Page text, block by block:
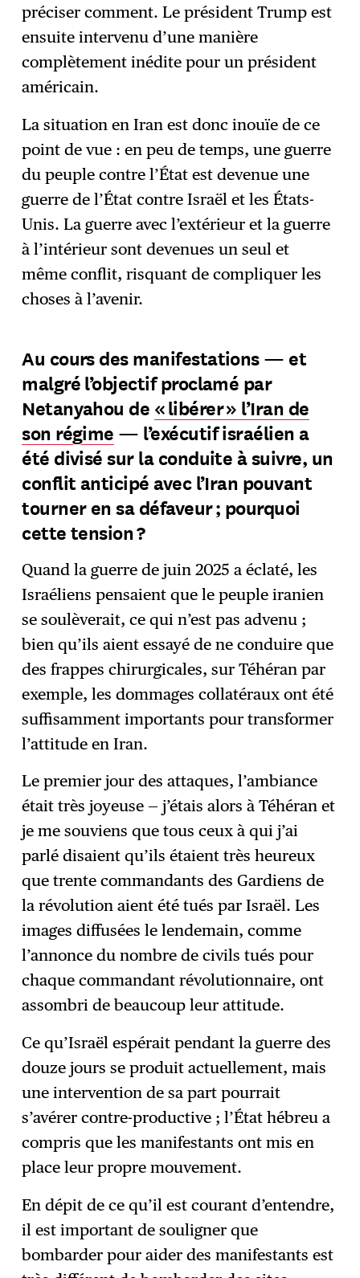
préciser comment. Le président Trump est
ensuite intervenu d’une manière
complètement inédite pour un président
américain.
La situation en Iran est donc inouïe de ce
point de vue : en peu de temps, une guerre
du peuple contre l’État est devenue une
guerre de l’État contre Israël et les États-
Unis. La guerre avec l’extérieur et la guerre
à l’intérieur sont devenues un seul et
même conflit, risquant de compliquer les
choses à l’avenir.
Au cours des manifestations — et
malgré l’objectif proclamé par
Netanyahou de « libérer » l’Iran de
son régime — l’exécutif israélien a
été divisé sur la conduite à suivre, un
conflit anticipé avec l’Iran pouvant
tourner en sa défaveur ; pourquoi
cette tension ?
Quand la guerre de juin 2025 a éclaté, les
Israéliens pensaient que le peuple iranien
se soulèverait, ce qui n’est pas advenu ;
bien qu’ils aient essayé de ne conduire que
des frappes chirurgicales, sur Téhéran par
exemple, les dommages collatéraux ont été
suffisamment importants pour transformer
l’attitude en Iran.
Le premier jour des attaques, l’ambiance
était très joyeuse — j’étais alors à Téhéran et
je me souviens que tous ceux à qui j’ai
parlé disaient qu’ils étaient très heureux
que trente commandants des Gardiens de
la révolution aient été tués par Israël. Les
images diffusées le lendemain, comme
l’annonce du nombre de civils tués pour
chaque commandant révolutionnaire, ont
assombri de beaucoup leur attitude.
Ce qu’Israël espérait pendant la guerre des
douze jours se produit actuellement, mais
une intervention de sa part pourrait
s’avérer contre-productive ; l’État hébreu a
compris que les manifestants ont mis en
place leur propre mouvement.
En dépit de ce qu’il est courant d’entendre,
il est important de souligner que
bombarder pour aider des manifestants est